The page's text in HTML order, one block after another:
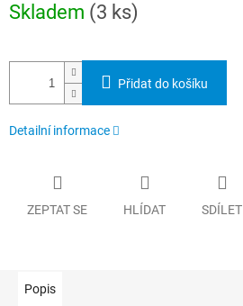
cena:
Skladem (3 ks)
Přidat do košíku
Detailní informace
ZEPTAT SE HLÍDAT SDÍLET
Popis